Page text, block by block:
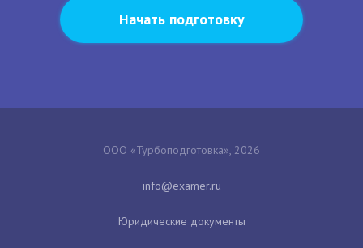
Начать подготовку
ООО «Турбоподготовка», 2026
Юридические документы